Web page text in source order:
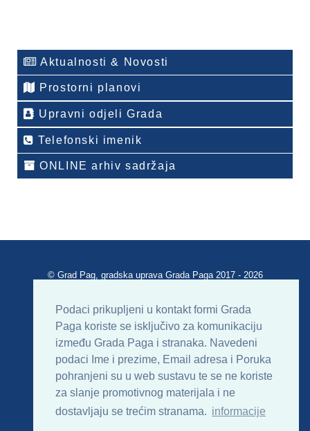
Podaci prikupljeni u kontakt formi Grada
Paga koriste se isključivo za komunikaciju
između Grada Paga i stranaka. Navedeni
podaci Ime i prezime, Email adresa i Poruka
pohranjeni su u web sustavu te se ne koriste
za slanje promotivnog materijala i ne
dostavljaju se trećim stranama. informacije
Aktualnosti & Novosti
Prostorni planovi
Upravni odjeli Grada
Telefonski imenik
ONLINE arhiv sadržaja
© Grad Pag, gradska uprava Grada Paga 2017 - 2026
Uvjeti korištenja Impressum
Kontakt
Sitemap
RSS